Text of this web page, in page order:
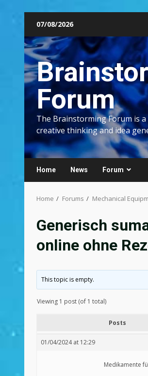
content
07/08/2026
Forum
The Brainstorming Forum is
creative thinking and idea
Home News Forum
Home Forums Mechanical
Generisch
online ohne
This topic is empty.
Viewing 1 post (of 1 total)
Posts
01/04/2024 at 12:29
Medikamente